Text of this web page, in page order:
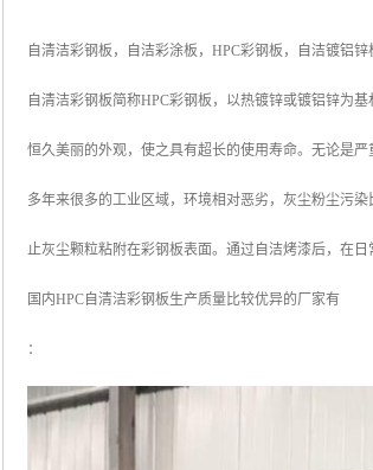
自清洁彩钢板，自洁彩涂板，HPC彩钢板，自洁镀铝
自清洁彩钢板简称HPC彩钢板，以热镀锌或镀铝锌为
恒久美丽的外观，使之具有超长的使用寿命。无论是
多年来很多的工业区域，环境相对恶劣，灰尘粉尘污
止灰尘颗粒粘附在彩钢板表面。通过自洁烤漆后，在
国内HPC自清洁彩钢板生产质量比较优异的厂家有
：